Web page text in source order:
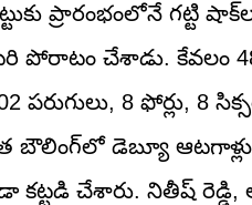
ప్రారంభంలోనే గట్టి
చేశాడు. కేవలం 48
8 ఫోర్లు, 8
డెబ్యూ ఆటగాళ్లు
చేశారు. నితీష్ రెడ్డి,